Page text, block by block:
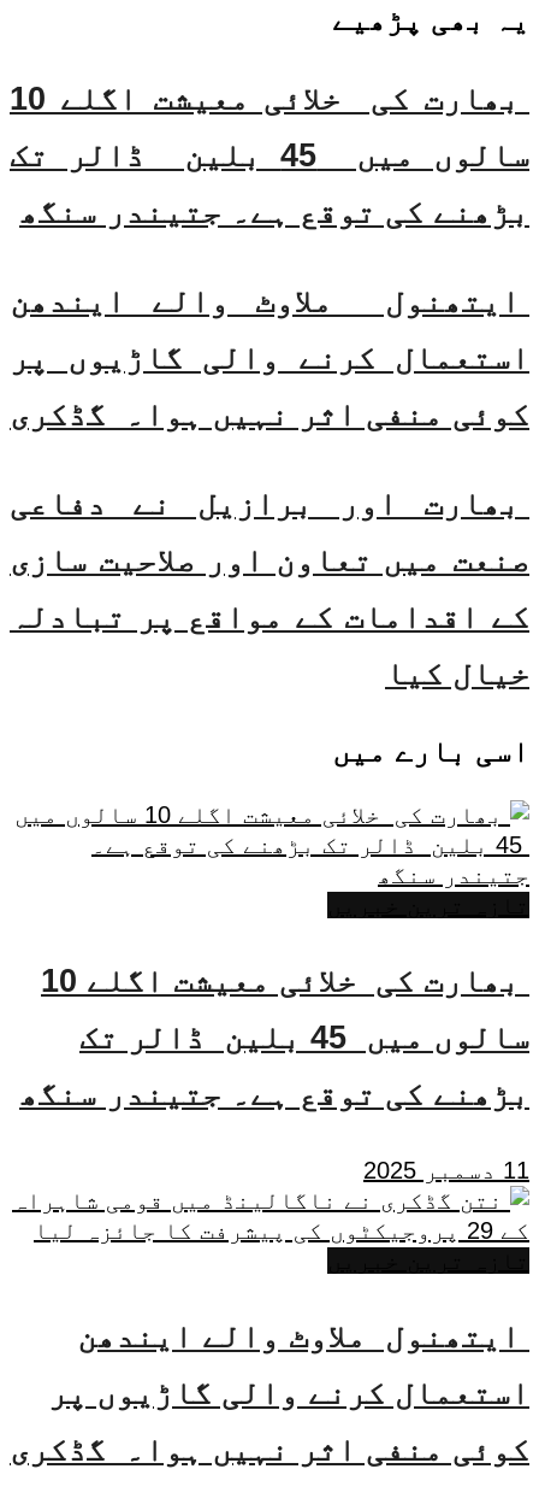
یہ بھی پڑھیے
بھارت کی خلائی معیشت اگلے 10
سالوں میں 45 بلین ڈالر تک
بڑھنے کی توقع ہے۔ جتیندر سنگھ
ایتھنول ملاوٹ والے ایندھن
استعمال کرنے والی گاڑیوں پر
کوئی منفی اثر نہیں ہوا۔ گڈکری
بھارت اور برازیل نے دفاعی
صنعت میں تعاون اور صلاحیت سازی
کے اقدامات کے مواقع پر تبادلہ
خیال کیا
اسی بارے میں
بھارت کی خلائی معیشت اگلے 10
سالوں میں 45 بلین ڈالر تک
بڑھنے کی توقع ہے۔ جتیندر سنگھ
11 دسمبر 2025
ایتھنول ملاوٹ والے ایندھن
استعمال کرنے والی گاڑیوں پر
کوئی منفی اثر نہیں ہوا۔ گڈکری